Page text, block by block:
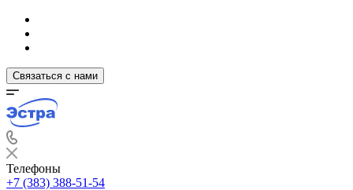
Связаться с нами
Телефоны
+7 (383) 388-51-54